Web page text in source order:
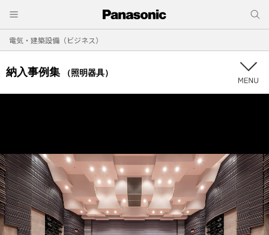
電気・建築設備（ビジネス）
納入事例集 （照明器具）